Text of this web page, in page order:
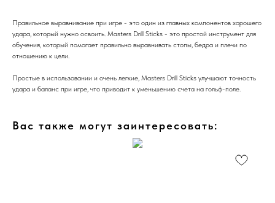
Правильное выравнивание при игре - это один из главных компонентов хорошего
удара, который нужно освоить. Masters Drill Sticks - это простой инструмент для
обучения, который помогает правильно выравнивать стопы, бедра и плечи по
отношению к цели.
Простые в использовании и очень легкие, Masters Drill Sticks улучшают точность
удара и баланс при игре, что приводит к уменьшению счета на гольф-поле.
Вас также могут заинтересовать: